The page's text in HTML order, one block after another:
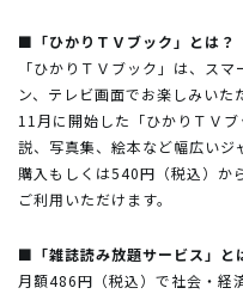
■「ひかりＴＶブック」とは？
「ひかりＴＶブック」は、ス
ン、テレビ画面でお楽しみい
11月に開始した「ひかりＴＶ
説、写真集、絵本など幅広い
購入もしくは540円（税込）か
ご利用いただけます。
■「雑誌読み放題サービス」と
月額486円（税込）で社会・経